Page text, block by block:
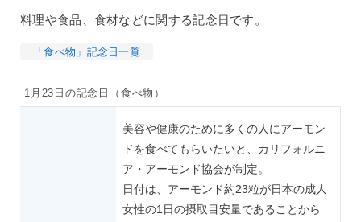
料理や食品、食材などに関する記念日です。
「食べ物」記念日一覧
1月23日の記念日（食べ物）
美容や健康のために多くの人にアーモン
ドを食べてもらいたいと、カリフォルニ
ア・アーモンド協会が制定。
日付は、アーモンド約23粒が日本の成人
女性の1日の摂取目安量であることから